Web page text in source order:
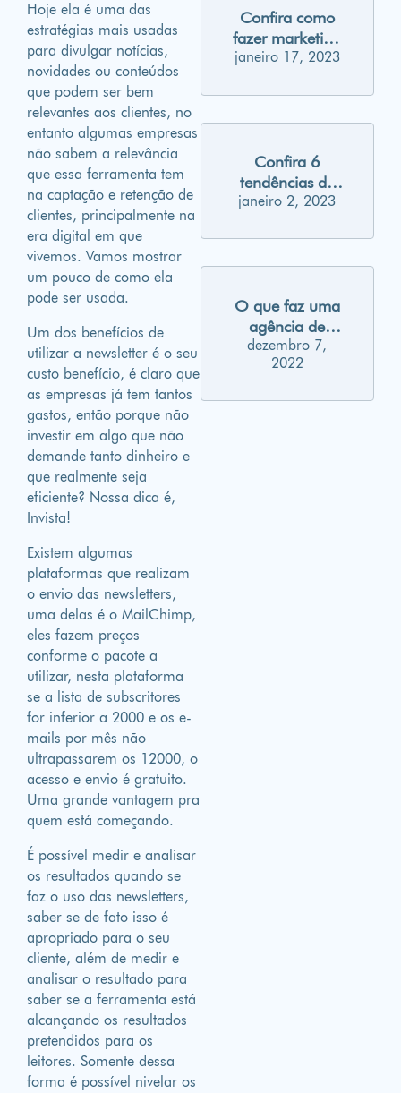
Hoje ela é uma das
estratégias mais usadas
para divulgar notícias,
novidades ou conteúdos
que podem ser bem
relevantes aos clientes, no
entanto algumas empresas
não sabem a relevância
que essa ferramenta tem
na captação e retenção de
clientes, principalmente na
era digital em que
vivemos. Vamos mostrar
um pouco de como ela
pode ser usada.
Um dos benefícios de
utilizar a newsletter é o seu
custo benefício, é claro que
as empresas já tem tantos
gastos, então porque não
investir em algo que não
demande tanto dinheiro e
que realmente seja
eficiente? Nossa dica é,
Invista!
Existem algumas
plataformas que realizam
o envio das newsletters,
uma delas é o MailChimp,
eles fazem preços
conforme o pacote a
utilizar, nesta plataforma
se a lista de subscritores
for inferior a 2000 e os e-
mails por mês não
ultrapassarem os 12000, o
acesso e envio é gratuito.
Uma grande vantagem pra
quem está começando.
É possível medir e analisar
os resultados quando se
faz o uso das newsletters,
saber se de fato isso é
apropriado para o seu
cliente, além de medir e
analisar o resultado para
saber se a ferramenta está
alcançando os resultados
pretendidos para os
leitores. Somente dessa
forma é possível nivelar os
Confira como
fazer marketing
para Millennials
janeiro 17, 2023
Confira 6
tendências de
marketing para
janeiro 2, 2023
O que faz uma
agência de
publicidade?
dezembro 7,
2022